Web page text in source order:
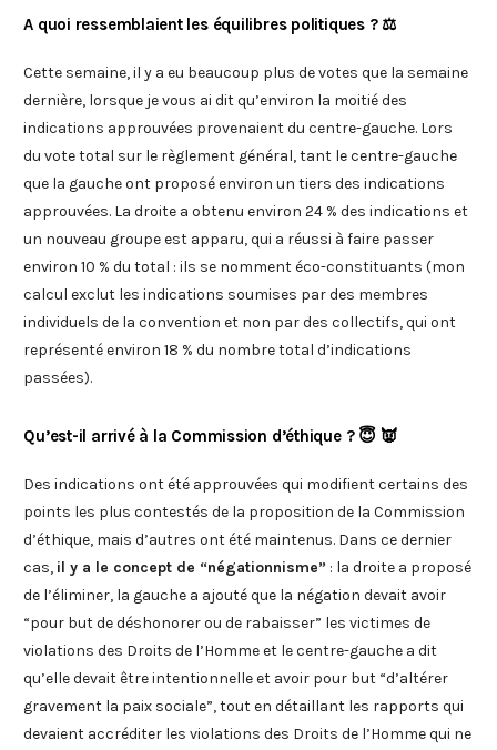
A quoi ressemblaient les équilibres politiques ? ⚖️
Cette semaine, il y a eu beaucoup plus de votes que la semaine
dernière, lorsque je vous ai dit qu’environ la moitié des
indications approuvées provenaient du centre-gauche. Lors
du vote total sur le règlement général, tant le centre-gauche
que la gauche ont proposé environ un tiers des indications
approuvées. La droite a obtenu environ 24 % des indications et
un nouveau groupe est apparu, qui a réussi à faire passer
environ 10 % du total : ils se nomment éco-constituants (mon
calcul exclut les indications soumises par des membres
individuels de la convention et non par des collectifs, qui ont
représenté environ 18 % du nombre total d’indications
passées).
Qu’est-il arrivé à la Commission d’éthique ? 😇 👿
Des indications ont été approuvées qui modifient certains des
points les plus contestés de la proposition de la Commission
d’éthique, mais d’autres ont été maintenus. Dans ce dernier
cas, il y a le concept de “négationnisme” : la droite a proposé
de l’éliminer, la gauche a ajouté que la négation devait avoir
“pour but de déshonorer ou de rabaisser” les victimes de
violations des Droits de l’Homme et le centre-gauche a dit
qu’elle devait être intentionnelle et avoir pour but “d’altérer
gravement la paix sociale”, tout en détaillant les rapports qui
devaient accréditer les violations des Droits de l’Homme qui ne